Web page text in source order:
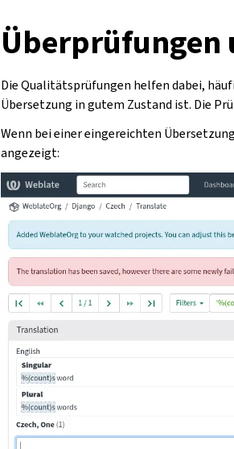
Überprüfungen
Die Qualitätsprüfungen helfen dabei,
Übersetzung in gutem Zustand ist. Die
Wenn bei einer eingereichten
angezeigt: